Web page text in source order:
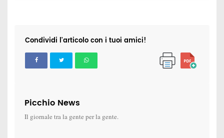
Condividi l'articolo con i tuoi amici!
Picchio News
Il giornale tra la gente per la gente.